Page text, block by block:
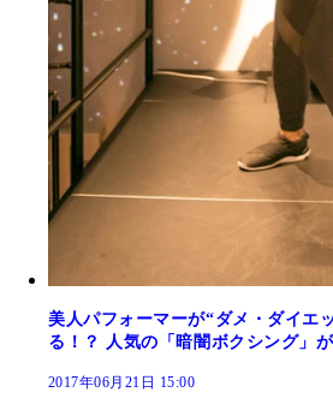
美人パフォーマーが“ダメ・ダイエ
る！？ 人気の「暗闇ボクシング」
2017年06月21日 15:00